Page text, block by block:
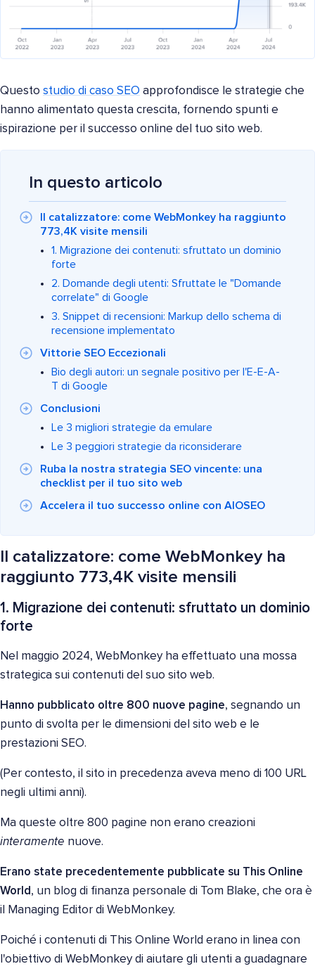
Questo studio di caso SEO approfondisce le strategie che
hanno alimentato questa crescita, fornendo spunti e
ispirazione per il successo online del tuo sito web.
In questo articolo
Il catalizzatore: come WebMonkey ha raggiunto
773,4K visite mensili
1. Migrazione dei contenuti: sfruttato un dominio
forte
2. Domande degli utenti: Sfruttate le "Domande
correlate" di Google
3. Snippet di recensioni: Markup dello schema di
recensione implementato
Vittorie SEO Eccezionali
Bio degli autori: un segnale positivo per l'E-E-A-
T di Google
Conclusioni
Le 3 migliori strategie da emulare
Le 3 peggiori strategie da riconsiderare
Ruba la nostra strategia SEO vincente: una
checklist per il tuo sito web
Accelera il tuo successo online con AIOSEO
Il catalizzatore: come WebMonkey ha
raggiunto 773,4K visite mensili
1. Migrazione dei contenuti: sfruttato un dominio
forte
Nel maggio 2024, WebMonkey ha effettuato una mossa
strategica sui contenuti del suo sito web.
Hanno pubblicato oltre 800 nuove pagine, segnando un
punto di svolta per le dimensioni del sito web e le
prestazioni SEO.
(Per contesto, il sito in precedenza aveva meno di 100 URL
negli ultimi anni).
Ma queste oltre 800 pagine non erano creazioni
interamente nuove.
Erano state precedentemente pubblicate su This Online
World, un blog di finanza personale di Tom Blake, che ora è
il Managing Editor di WebMonkey.
Poiché i contenuti di This Online World erano in linea con
l'obiettivo di WebMonkey di aiutare gli utenti a guadagnare